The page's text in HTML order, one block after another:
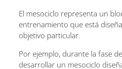
El mesociclo representa un
entrenamiento que está
objetivo particular.
Por ejemplo, durante la fase
desarrollar un mesociclo